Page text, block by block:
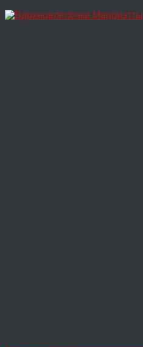
Перейти